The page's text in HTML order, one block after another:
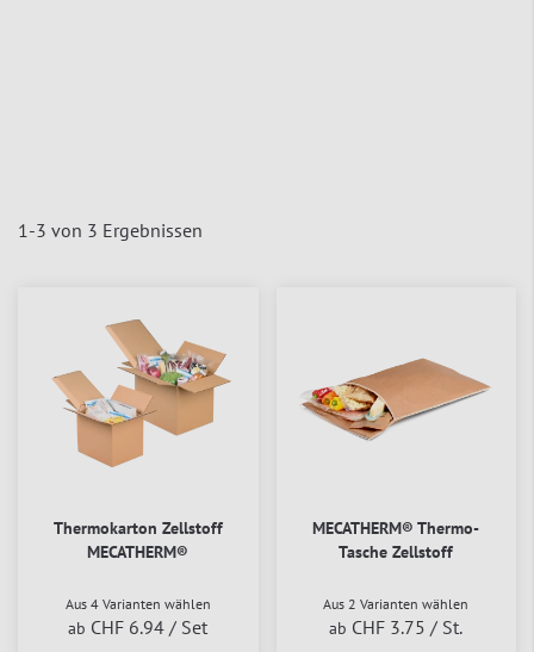
1 -3 von 3 Ergebnissen
Thermokarton Zellstoff
MECATHERM®
Aus 4 Varianten wählen
ab CHF 6.94 / Set
MECATHERM® Thermo-
Tasche Zellstoff
Aus 2 Varianten wählen
ab CHF 3.75 / St.